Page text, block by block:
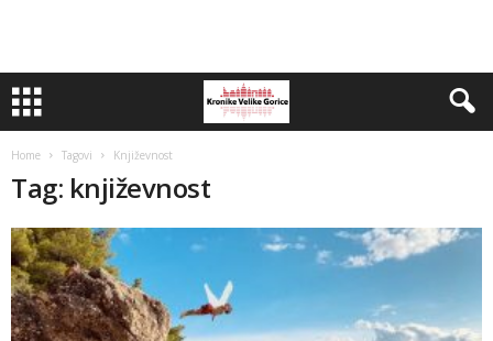
Home Tagovi Književnost
Tag: književnost